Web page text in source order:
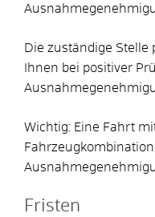
Die zuständige
Ihnen bei positiver
Wichtig: Eine Fahrt
Fristen